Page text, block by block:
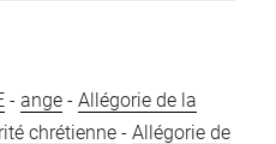
-ange -Allégorie de la
chrétienne -Allégorie de